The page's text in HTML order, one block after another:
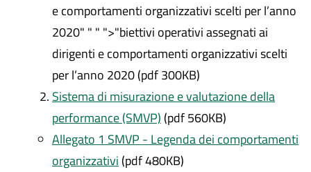
e comportamenti organizzativi scelti per l’anno
2020" " " ">"biettivi operativi assegnati ai
dirigenti e comportamenti organizzativi scelti
per l’anno 2020 (pdf 300KB)
Sistema di misurazione e valutazione della
performance (SMVP) (pdf 560KB)
Allegato 1 SMVP - Legenda dei comportamenti
organizzativi (pdf 480KB)